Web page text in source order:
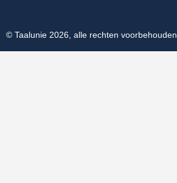
© Taalunie 2026, alle rechten voorbehouden.